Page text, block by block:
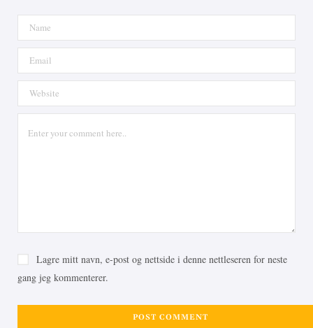
Lagre mitt navn, e-post og nettside i denne nettleseren for neste
gang jeg kommenterer.